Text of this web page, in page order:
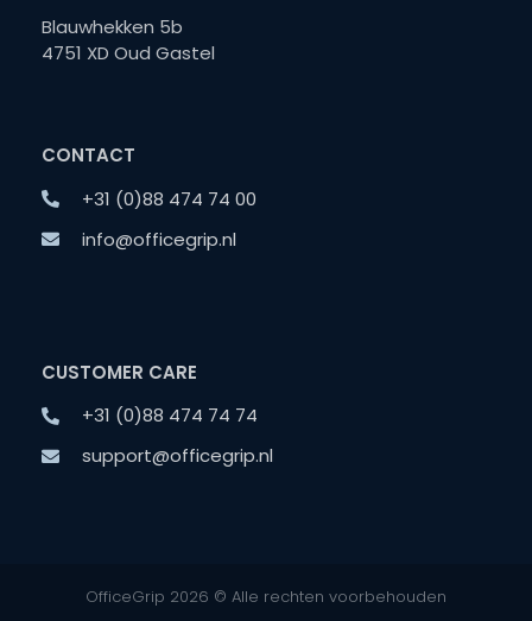
Blauwhekken 5b
4751 XD Oud Gastel
CONTACT
+31 (0)88 474 74 00
info@officegrip.nl
CUSTOMER CARE
+31 (0)88 474 74 74
support@officegrip.nl
OfficeGrip 2026 © Alle rechten voorbehouden